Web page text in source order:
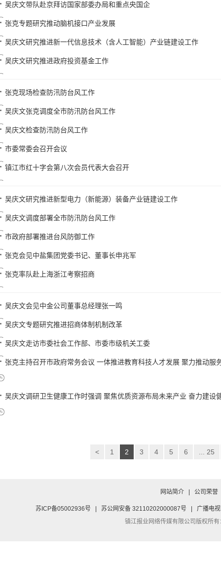
吴庆文带队赴京拜访国家部委办局和重点央国企
张克专题研究推动脑机接口产业发展
吴庆文研究推进新一代信息技术（含人工智能）产业链建设工作
吴庆文研究推进政府投资基金工作
张克现场检查防汛防台风工作
吴庆文张克调度全市防汛防台风工作
吴庆文检查防汛防台风工作
市委常委会召开会议
镇江市红十字会第八次会员代表大会召开
吴庆文研究推进新型电力（新能源）装备产业链建设工作
吴庆文调度部署全市防汛防台风工作
市政府部署推进台风防御工作
张克会见中盐集团党委书记、董事长申兆军
张克率队赴上海浙江考察招商
吴庆文会见中金公司董事总经理张一鸣
吴庆文专题研究推进招商体制机制改革
吴庆文走访市委社会工作部、市委市级机关工委
张克主持召开市政府常务会议 一体推进教育科技人才发展 聚力推动服
吴庆文调研卫生健康工作时强调 聚焦优质资源布局未来产业 奋力建设
< 1 2 3 4 5 6 ... 25
网站简介 公司荣誉
苏ICP备05002936号 苏公网安备 32110202000087号
广播电
镇江报业网络传媒有限公司版权所